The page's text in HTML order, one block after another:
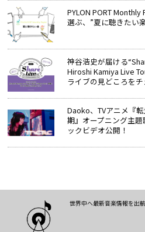
PYLON PORT
選ぶ、”夏に聴きたい
神谷浩史が届ける
Hiroshi Kamiya Live
ライブの見どころをチ
Daoko、TVアニメ『
期』オープニング主題
ックビデオ公開！
世界中へ最新音楽情報を出航